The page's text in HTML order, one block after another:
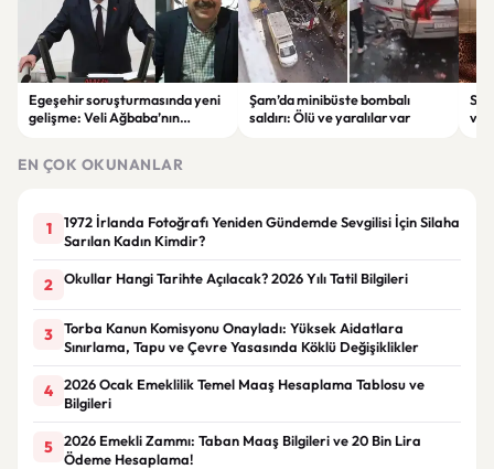
Egeşehir soruşturmasında yeni
gelişme: Veli Ağbaba’nın
Şam’da minibüste bombalı
saldırı: Ölü ve yaralılar var
EN ÇOK OKUNANLAR
1
1972 İrlanda Fotoğrafı Yeniden Gündemde Sevgilisi İçin Silaha
Sarılan Kadın Kimdir?
2 Okullar Hangi Tarihte Açılacak? 2026 Yılı Tatil Bilgileri
3
Torba Kanun Komisyonu Onayladı: Yüksek Aidatlara
Sınırlama, Tapu ve Çevre Yasasında Köklü Değişiklikler
4
2026 Ocak Emeklilik Temel Maaş Hesaplama Tablosu ve
Bilgileri
5
2026 Emekli Zammı: Taban Maaş Bilgileri ve 20 Bin Lira
Ödeme Hesaplama!